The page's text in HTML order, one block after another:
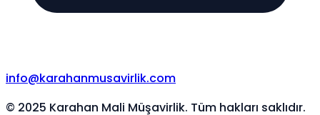
info@karahanmusavirlik.com
© 2025 Karahan Mali Müşavirlik. Tüm hakları saklıdır.